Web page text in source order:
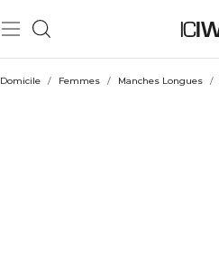
Domicile / Femmes / Manches Longues /